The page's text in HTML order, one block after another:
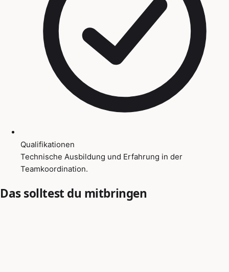
Qualifikationen
Technische Ausbildung und Erfahrung in der
Teamkoordination.
Das solltest du mitbringen